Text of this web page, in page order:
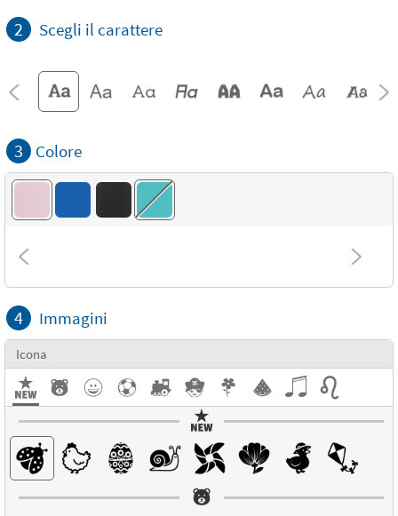
2 Scegli il carattere
3 Colore
4 Immagini
Icona